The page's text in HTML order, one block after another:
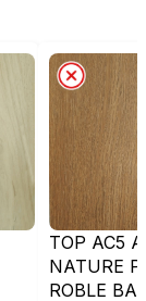
TOP AC5
NATURE
ROBLE